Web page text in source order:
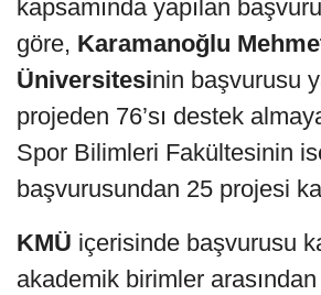
kapsamında yapılan
göre, Karamanoğlu
Üniversitesinin başvurusu
projeden 76’sı destek
Spor Bilimleri Fakültesinin
başvurusundan 25 projesi
KMÜ içerisinde başvurusu
akademik birimler